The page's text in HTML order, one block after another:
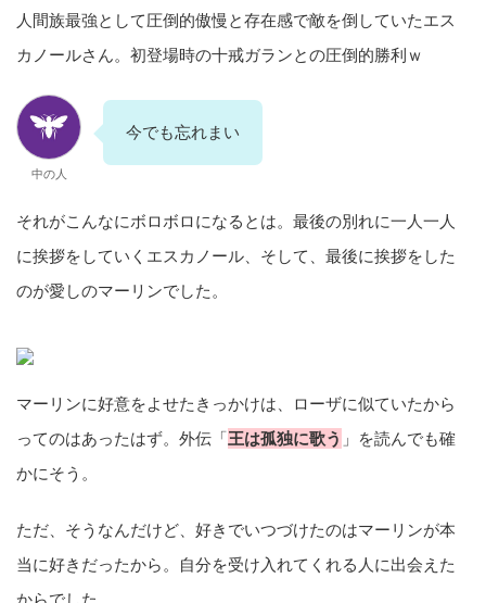
人間族最強として圧倒的傲慢と存在感で敵を倒していたエス
カノールさん。初登場時の十戒ガランとの圧倒的勝利ｗ
中の人
今でも忘れまい
それがこんなにボロボロになるとは。最後の別れに一人一人
に挨拶をしていくエスカノール、そして、最後に挨拶をした
のが愛しのマーリンでした。
マーリンに好意をよせたきっかけは、ローザに似ていたから
ってのはあったはず。外伝「王は孤独に歌う 」を読んでも確
かにそう。
ただ、そうなんだけど、好きでいつづけたのはマーリンが本
当に好きだったから。自分を受け入れてくれる人に出会えた